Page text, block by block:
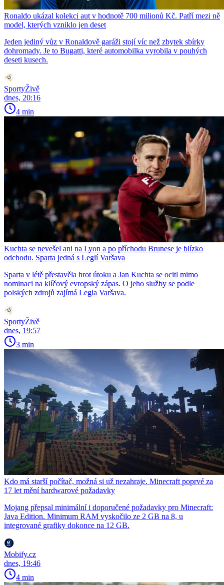
Ronaldo ukázal kolekci aut v hodnotě 700 milionů Kč. Patří mezi ně
model, kterých vzniklo jen deset
Jeden jediný vůz v Ronaldově garáži stojí víc než zbytek sbírky
dohromady. Je to Bugatti, které automobilka vyrobila v pouhých
deseti kusech.
SportyŽivě
dnes, 20:16
4 min
Kuchta se nevešel ani na Lyon a po příchodu Brunese je blízko
odchodu. Sparta jedná s Legií Varšava
Sparta v létě přestavěla hrot útoku a Jan Kuchta se ocitl mimo
nominaci na klíčový evropský zápas. O jeho služby se podle
polských zdrojů zajímá Legia Varšava.
SportyŽivě
dnes, 19:57
3 min
Kdo má starší počítač, možná si už nezahraje. Minecraft poprvé za
17 let mění hardwarové požadavky
Mojang přepsal minimální i doporučené požadavky pro Minecraft:
Java Edition. Minimum RAM vyskočilo ze 2 GB na 8, u
integrované grafiky dokonce na 12 GB.
Mobify.cz
dnes, 19:46
4 min